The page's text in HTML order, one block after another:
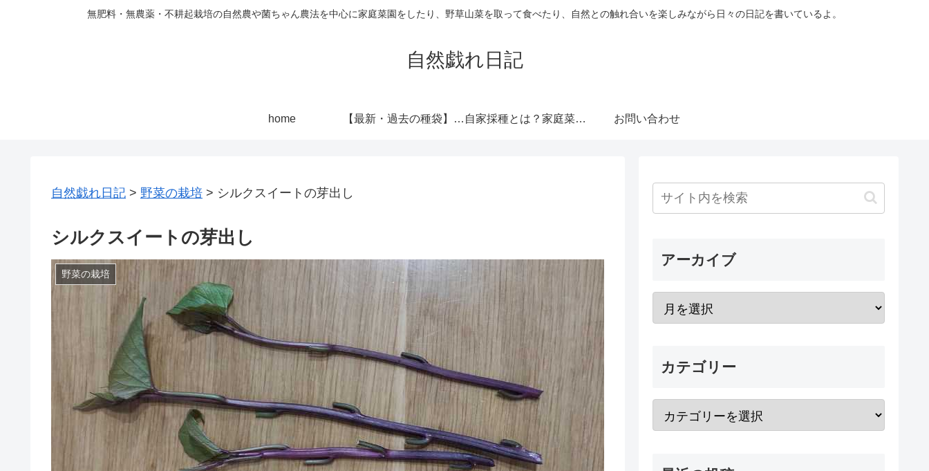
無肥料・無農薬・不耕起栽培の自然農や菌ちゃん農法を中心に家庭菜園をしたり、野草山菜を取って食べたり、自然との触れ合いを楽しみながら日々の日記を書いているよ。
自然戯れ日記
home 【最新・過去の種袋】ダイソーの種一覧まとめ！発売時期・全種類・栽培記録歴代リンク集 自家採種とは？家庭菜園で種をつなぐという選択 お問い合わせ
自然戯れ日記 > 野菜の栽培 > シルクスイートの芽出し
シルクスイートの芽出し
野菜の栽培
アーカイブ
カテゴリー